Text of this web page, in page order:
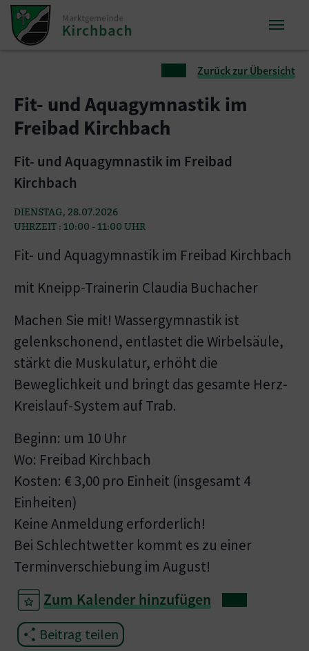
Zum Inhalt springen
Zum Seitenende springen
Zurück zur Übersicht
Fit- und Aquagymnastik im
Freibad Kirchbach
Fit- und Aquagymnastik im Freibad
Kirchbach
DIENSTAG, 28.07.2026
UHRZEIT : 10:00 - 11:00 UHR
Fit- und Aquagymnastik im Freibad Kirchbach
mit Kneipp-Trainerin Claudia Buchacher
Machen Sie mit! Wassergymnastik ist
gelenkschonend, entlastet die Wirbelsäule,
stärkt die Muskulatur, erhöht die
Beweglichkeit und bringt das gesamte Herz-
Kreislauf-System auf Trab.
Beginn: um 10 Uhr
Wo: Freibad Kirchbach
Kosten: € 3,00 pro Einheit (insgesamt 4
Einheiten)
Keine Anmeldung erforderlich!
Bei Schlechtwetter kommt es zu einer
Terminverschiebung im August!
Zum Kalender hinzufügen
Beitrag teilen